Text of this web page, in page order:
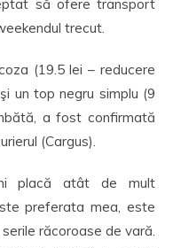
să ofere transport
trecut.
(19.5 lei – reducere
un top negru simplu (9
a fost confirmată
(Cargus).
placă atât de mult
preferata mea, este
răcoroase de vară.